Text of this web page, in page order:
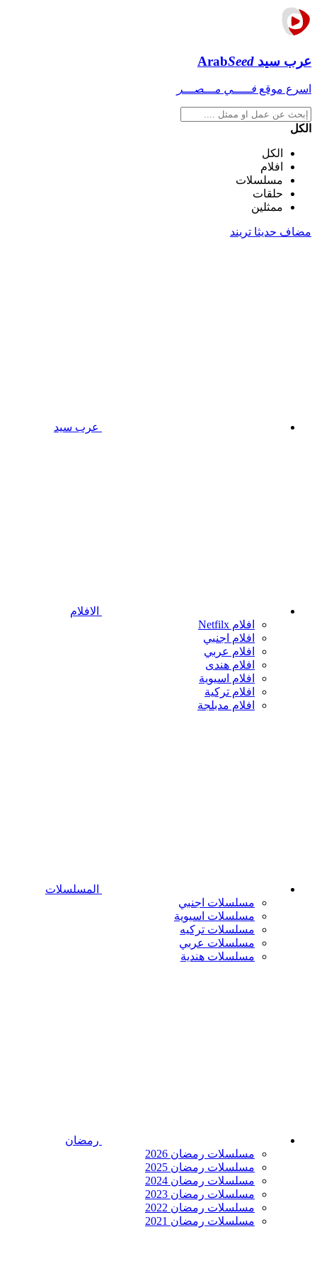
عرب سيد ArabSeed
اسرع موقع فـــــي مـــصـــر
الكل
الكل
افلام
مسلسلات
حلقات
ممثلين
مضاف حديثا تريند
عرب سيد
الافلام
افلام Netfilx
افلام اجنبي
افلام عربي
افلام هندى
افلام اسيوية
افلام تركية
افلام مدبلجة
المسلسلات
مسلسلات اجنبي
مسلسلات اسيوية
مسلسلات تركيه
مسلسلات عربي
مسلسلات هندية
رمضان
مسلسلات رمضان 2026
مسلسلات رمضان 2025
مسلسلات رمضان 2024
مسلسلات رمضان 2023
مسلسلات رمضان 2022
مسلسلات رمضان 2021